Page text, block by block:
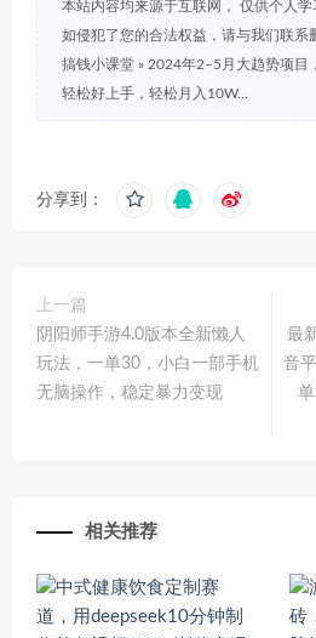
本站内容均来源于互联网， 仅供个人学
如侵犯了您的合法权益，请与我们联系
搞钱小课堂 » 2024年2–5月大趋势项目
轻松好上手，轻松月入10W…
分享到：
上一篇
阴阳师手游4.0版本全新懒人
玩法，一单30，小白一部手机
无脑操作，稳定暴力变现
最
音
相关推荐